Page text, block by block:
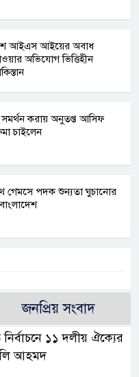
আইএস আইয়ের অবাধ
অভিযোগ ভিত্তিহীন
সমর্থন করায় অনুতপ্ত আসিফ
চাইলেন
গেমসে পদক শুন্যতা ঘুচানোর
জনপ্রিয় সংবাদ
নির্বাচনে ১১ দলীয় ঐক্যের
আহমদ